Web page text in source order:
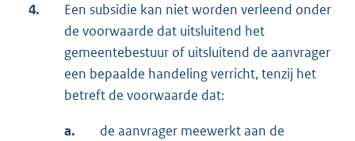
4.
Een subsidie kan niet worden verleend onder
de voorwaarde dat uitsluitend het
gemeentebestuur of uitsluitend de aanvrager
een bepaalde handeling verricht, tenzij het
betreft de voorwaarde dat:
a.
de aanvrager meewerkt aan de